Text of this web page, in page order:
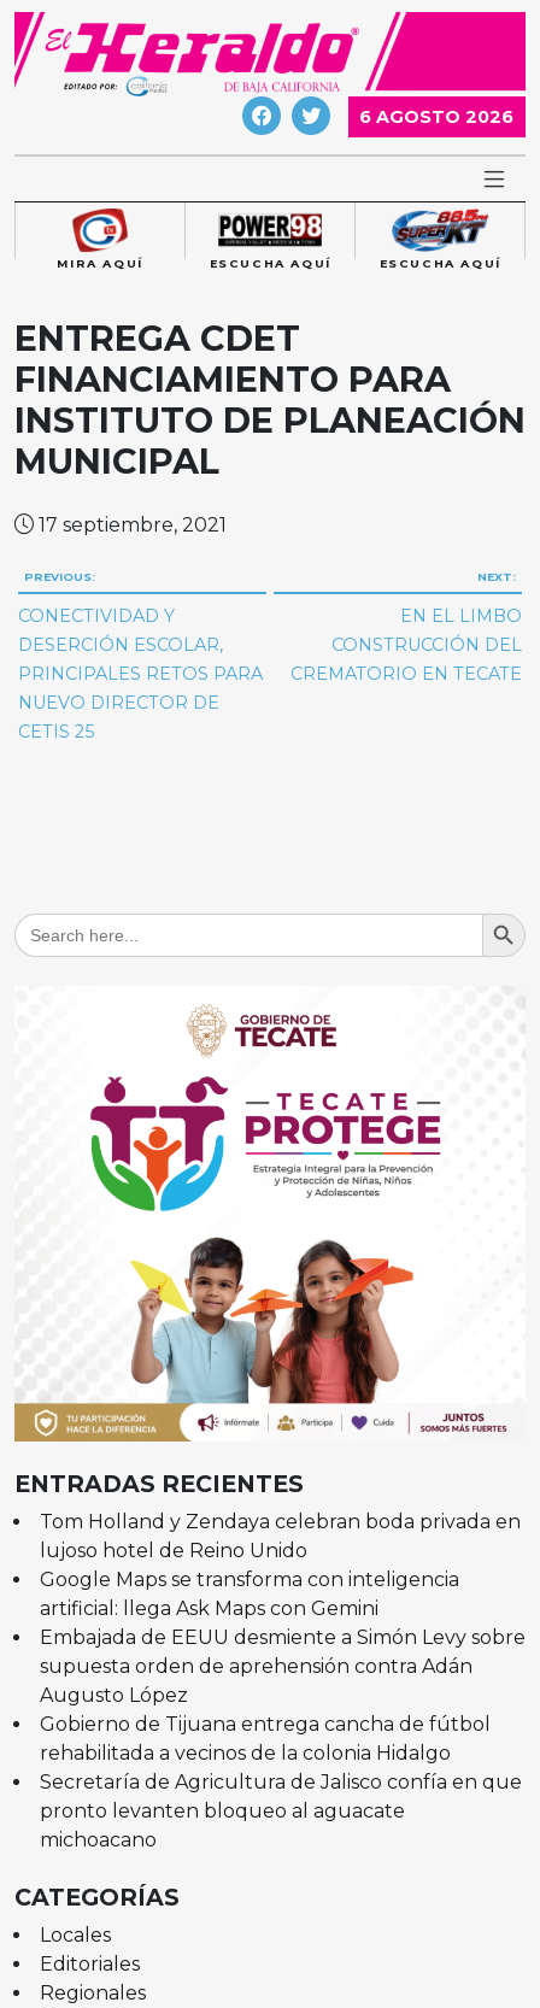
Skip
content
6 AGOSTO 2026
MIRA AQUÍ ESCUCHA AQUÍ ESCUCHA AQUÍ
ENTREGA CDET
FINANCIAMIENTO PARA
INSTITUTO DE PLANEACIÓN
MUNICIPAL
17 septiembre, 2021
Navegación
de
entradas
PREVIOUS:
CONECTIVIDAD Y
DESERCIÓN ESCOLAR,
PRINCIPALES RETOS PARA
NUEVO DIRECTOR DE
CETIS 25
NEXT:
EN EL LIMBO
CONSTRUCCIÓN DEL
CREMATORIO EN TECATE
Search
for:
Search
ENTRADAS RECIENTES
Tom Holland y Zendaya celebran boda privada en
lujoso hotel de Reino Unido
Google Maps se transforma con inteligencia
artificial: llega Ask Maps con Gemini
Embajada de EEUU desmiente a Simón Levy sobre
supuesta orden de aprehensión contra Adán
Augusto López
Gobierno de Tijuana entrega cancha de fútbol
rehabilitada a vecinos de la colonia Hidalgo
Secretaría de Agricultura de Jalisco confía en que
pronto levanten bloqueo al aguacate
michoacano
CATEGORÍAS
Locales
Editoriales
Regionales